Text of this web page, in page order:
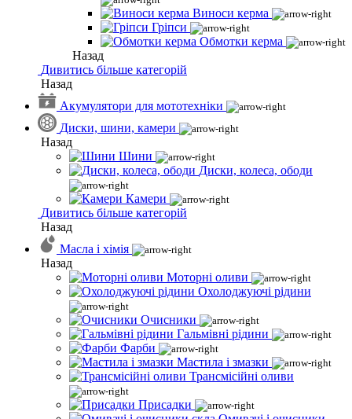
Виноси керма
Гріпси
Обмотки керма
Назад
Дивитись більше категорій
Назад
Акумулятори для мототехніки
Диски, шини, камери
Назад
Шини
Диски, колеса, ободи
Камери
Дивитись більше категорій
Назад
Масла і хімія
Назад
Моторні оливи
Охолоджуючі рідини
Очисники
Гальмівні рідини
Фарби
Мастила і змазки
Трансмісійні оливи
Присадки